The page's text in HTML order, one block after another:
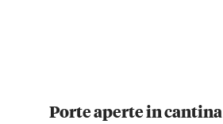
Porte aperte in